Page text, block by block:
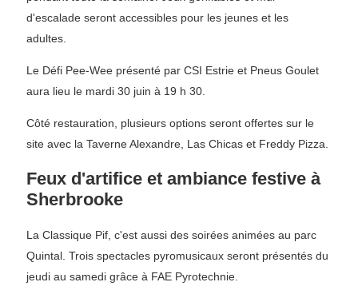
d'escalade seront accessibles pour les jeunes et les
adultes.
Le Défi Pee-Wee présenté par CSI Estrie et Pneus Goulet
aura lieu le mardi 30 juin à 19 h 30.
Côté restauration, plusieurs options seront offertes sur le
site avec la Taverne Alexandre, Las Chicas et Freddy Pizza.
Feux d'artifice et ambiance festive à
Sherbrooke
La Classique Pif, c'est aussi des soirées animées au parc
Quintal. Trois spectacles pyromusicaux seront présentés du
jeudi au samedi grâce à FAE Pyrotechnie.